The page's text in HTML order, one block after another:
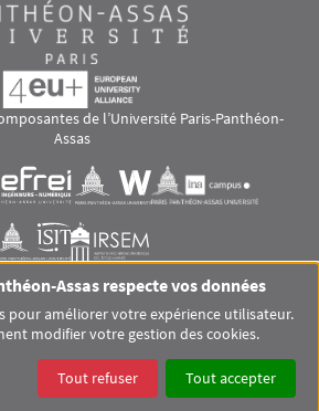
de l’Université Paris-Panthéon-
Assas
svg Visuel svgVisuel svg
Visuel svgVisuel svg
GLOSSAIRE
MENTIONS LÉGALES
Assas respecte vos données
pour améliorer votre expérience utilisateur.
modifier votre gestion des cookies.
Tout refuser Tout accepter